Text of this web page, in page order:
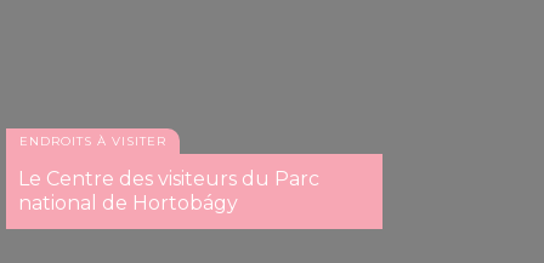
ENDROITS À VISITER
Le Centre des visiteurs du Parc
national de Hortobágy